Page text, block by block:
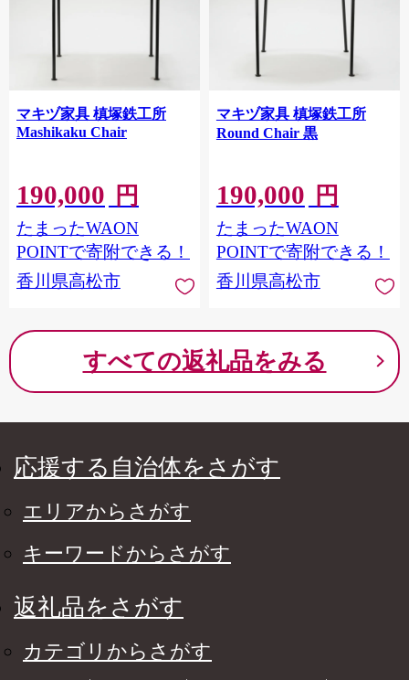
マキヅ家具 槙塚鉄工所
Mashikaku Chair
190,000 円
たまったWAON
POINTで寄附できる！
香川県高松市
マキヅ家具 槙塚鉄工所
Round Chair 黒
190,000 円
たまったWAON
POINTで寄附できる！
香川県高松市
すべての返礼品をみる
応援する自治体をさがす
エリアからさがす
キーワードからさがす
返礼品をさがす
カテゴリからさがす